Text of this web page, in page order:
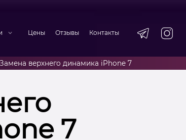
Цены Отзывы Контакты
Замена верхнего динамика iPhone 7
7